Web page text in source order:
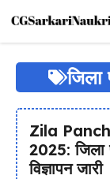
content
जिला
Zila
2025: जिला
विज्ञापन जारी